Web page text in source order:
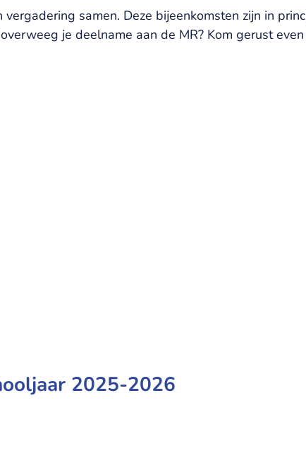
samen. Deze bijeenkomsten zijn in
je deelname aan de MR? Kom gerust
2025-2026